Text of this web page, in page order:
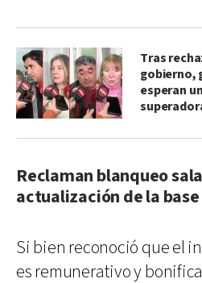
Tras
gobierno,
esperan
Reclaman blanqueo
actualización de la
Si bien reconoció que el
es remunerativo y